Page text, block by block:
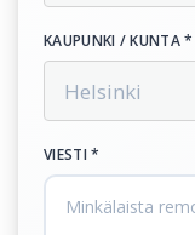
KAUPUNKI / KUNTA *
VIESTI *